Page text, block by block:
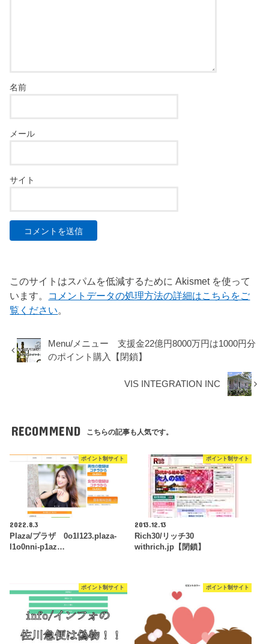
名前
メール
サイト
このサイトはスパムを低減するために Akismet を使って
います。 コメントデータの処理方法の詳細はこちらをご
覧ください。
Menu/メニュー 支援金22億円8000万円は1000円分
のポイント購入【閉鎖】
VIS INTEGRATION INC
RECOMMEND こちらの記事も人気です。
ポイント制サイト
2022.8.3
Plaza/プラザ 0o1l123.plaza-
l1o0nni-p1az…
ポイント制サイト
2013.12.13
Rich30/リッチ30
withrich.jp【閉鎖】
ポイント制サイト ポイント制サイト